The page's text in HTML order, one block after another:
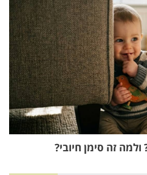
זה סימן חיובי?